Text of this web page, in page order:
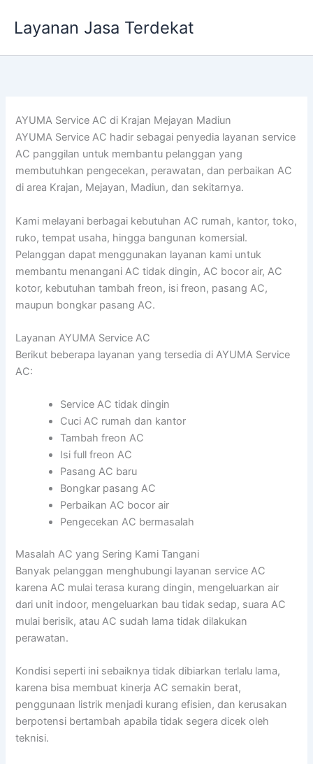
Layanan Jasa Terdekat
AYUMA Service AC di Krajan Mejayan Madiun
AYUMA Service AC hadir sebagai penyedia layanan service
AC panggilan untuk membantu pelanggan yang
membutuhkan pengecekan, perawatan, dan perbaikan AC
di area Krajan, Mejayan, Madiun, dan sekitarnya.
Kami melayani berbagai kebutuhan AC rumah, kantor, toko,
ruko, tempat usaha, hingga bangunan komersial.
Pelanggan dapat menggunakan layanan kami untuk
membantu menangani AC tidak dingin, AC bocor air, AC
kotor, kebutuhan tambah freon, isi freon, pasang AC,
maupun bongkar pasang AC.
Layanan AYUMA Service AC
Berikut beberapa layanan yang tersedia di AYUMA Service
AC:
Service AC tidak dingin
Cuci AC rumah dan kantor
Tambah freon AC
Isi full freon AC
Pasang AC baru
Bongkar pasang AC
Perbaikan AC bocor air
Pengecekan AC bermasalah
Masalah AC yang Sering Kami Tangani
Banyak pelanggan menghubungi layanan service AC
karena AC mulai terasa kurang dingin, mengeluarkan air
dari unit indoor, mengeluarkan bau tidak sedap, suara AC
mulai berisik, atau AC sudah lama tidak dilakukan
perawatan.
Kondisi seperti ini sebaiknya tidak dibiarkan terlalu lama,
karena bisa membuat kinerja AC semakin berat,
penggunaan listrik menjadi kurang efisien, dan kerusakan
berpotensi bertambah apabila tidak segera dicek oleh
teknisi.